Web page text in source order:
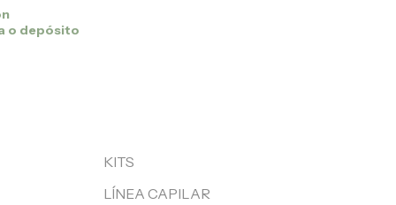
o depósito
KITS
LÍNEA CAPILAR